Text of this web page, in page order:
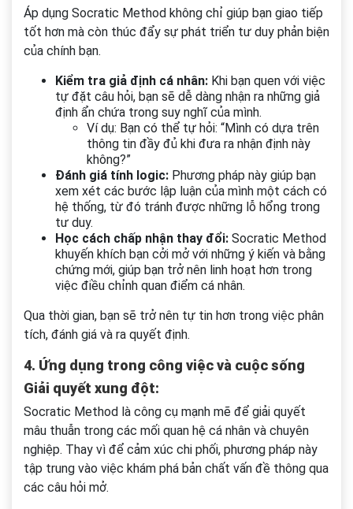
Áp dụng Socratic Method không chỉ giúp bạn giao tiếp
tốt hơn mà còn thúc đẩy sự phát triển tư duy phản biện
của chính bạn.
Kiểm tra giả định cá nhân: Khi bạn quen với việc
tự đặt câu hỏi, bạn sẽ dễ dàng nhận ra những giả
định ẩn chứa trong suy nghĩ của mình.
Ví dụ: Bạn có thể tự hỏi: “Mình có dựa trên
thông tin đầy đủ khi đưa ra nhận định này
không?”
Đánh giá tính logic: Phương pháp này giúp bạn
xem xét các bước lập luận của mình một cách có
hệ thống, từ đó tránh được những lỗ hổng trong
tư duy.
Học cách chấp nhận thay đổi: Socratic Method
khuyến khích bạn cởi mở với những ý kiến và bằng
chứng mới, giúp bạn trở nên linh hoạt hơn trong
việc điều chỉnh quan điểm cá nhân.
Qua thời gian, bạn sẽ trở nên tự tin hơn trong việc phân
tích, đánh giá và ra quyết định.
4. Ứng dụng trong công việc và cuộc sống
Giải quyết xung đột:
Socratic Method là công cụ mạnh mẽ để giải quyết
mâu thuẫn trong các mối quan hệ cá nhân và chuyên
nghiệp. Thay vì để cảm xúc chi phối, phương pháp này
tập trung vào việc khám phá bản chất vấn đề thông qua
các câu hỏi mở.